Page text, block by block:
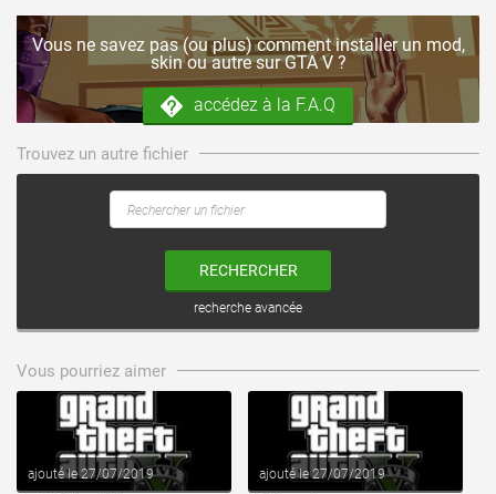
Vous ne savez pas (ou plus) comment installer un mod,
skin ou autre sur GTA V ?
accédez à la F.A.Q
Trouvez un autre fichier
RECHERCHER
recherche avancée
Vous pourriez aimer
ajouté le 27/07/2019 ajouté le 27/07/2019